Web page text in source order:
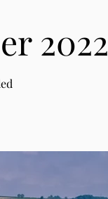
2022